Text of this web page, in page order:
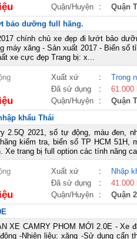
Quận/Huyện : Quận
bảo dưỡng full hãng.
chính chủ xe đẹp đi lướt bảo
máy xăng - Sản xuất 2017 - Biển số
xe cực đẹp Trang bị: x...
Xuất xứ :
Trong
Đã sử dụng :
61.000
Quận/Huyện : Quận
khẩu Thái
2.5Q 2021, số tự động, màu đen,
kiểm tra, biển số TP HCM 51H,
Xe trang bị full option các tính năng
Xuất xứ :
Nhập
Đã sử dụng :
41.000
Quận/Huyện : Quận 2
XE CAMRY PHOM MỚI 2.0E - Xe
-Nhiên liệu: xăng -Sử dụng cẩn